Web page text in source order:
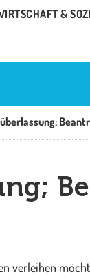
&&
verleihen